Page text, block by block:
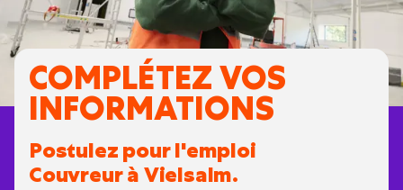
COMPLÉTEZ VOS
INFORMATIONS
Postulez pour l'emploi
Couvreur à Vielsalm.